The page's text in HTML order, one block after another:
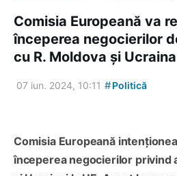
Comisia Europeană va
începerea negocierilor
cu R. Moldova și
07 iun. 2024, 10:11 #Politică
Comisia Europeană
începerea negocierilor privind